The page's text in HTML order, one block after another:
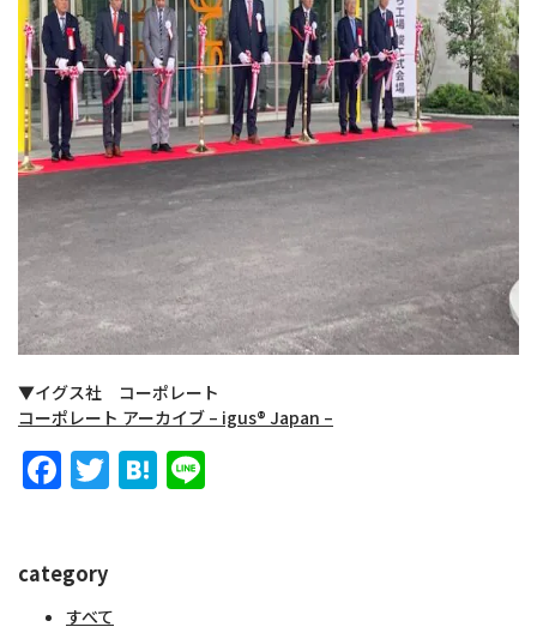
▼イグス社 コーポレート
コーポレート アーカイブ – igus® Japan –
Facebook
TwitterHatena
category
すべて